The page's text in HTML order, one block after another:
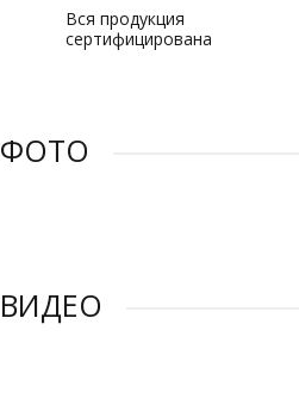
Вся продукция
сертифицирована
ФОТО
ВИДЕО